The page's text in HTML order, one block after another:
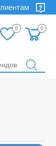
0 0